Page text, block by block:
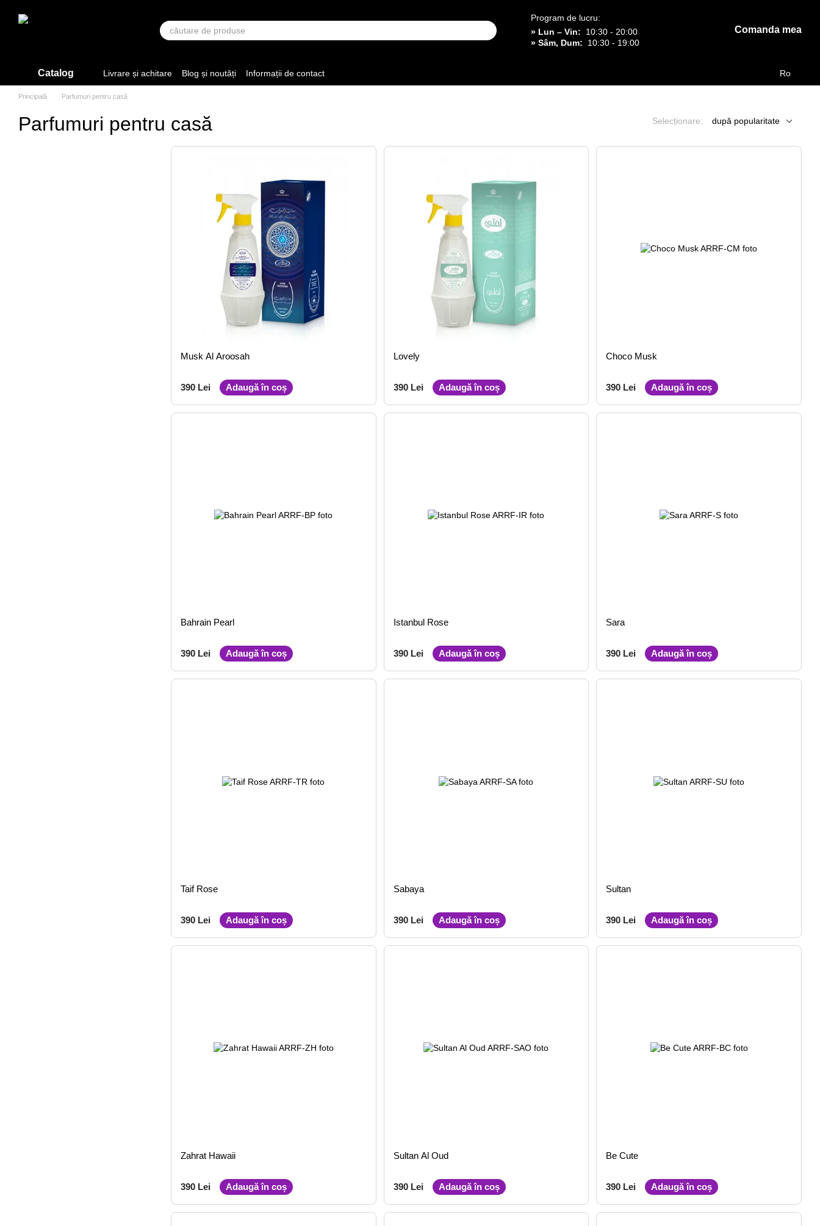
Program de lucru:
» Lun – Vin: 10:30 - 20:00
» Sâm, Dum: 10:30 - 19:00
Comanda mea
Catalog Livrare și achitare Blog și noutăți Informații de contact Ro
Principală Parfumuri pentru casă
Parfumuri pentru casă Selecționare: după popularitate
Musk Al Aroosah
390 Lei Adaugă în coș
Lovely
390 Lei Adaugă în coș
Choco Musk
390 Lei Adaugă în coș
Bahrain Pearl
390 Lei Adaugă în coș
Istanbul Rose
390 Lei Adaugă în coș
Sara
390 Lei Adaugă în coș
Taif Rose
390 Lei Adaugă în coș
Sabaya
390 Lei Adaugă în coș
Sultan
390 Lei Adaugă în coș
Zahrat Hawaii
390 Lei Adaugă în coș
Sultan Al Oud
390 Lei Adaugă în coș
Be Cute
390 Lei Adaugă în coș